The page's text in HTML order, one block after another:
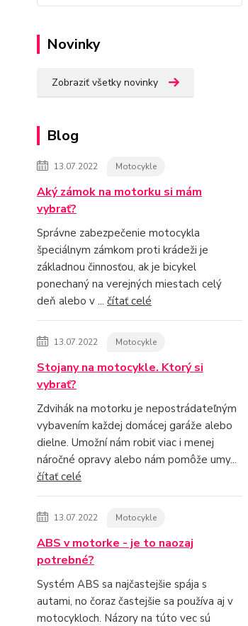
Novinky
Zobraziť všetky novinky
Blog
13.07.2022 Motocykle
Aký zámok na motorku si mám
vybrať?
Správne zabezpečenie motocykla
špeciálnym zámkom proti krádeži je
základnou činnosťou, ak je bicykel
ponechaný na verejných miestach celý
deň alebo v ... čítať celé
13.07.2022 Motocykle
Stojany na motocykle. Ktorý si
vybrať?
Zdvihák na motorku je nepostrádateľným
vybavením každej domácej garáže alebo
dielne. Umožní nám robiť viac i menej
náročné opravy alebo nám pomôže umy...
čítať celé
13.07.2022 Motocykle
ABS v motorke - je to naozaj
potrebné?
Systém ABS sa najčastejšie spája s
autami, no čoraz častejšie sa používa aj v
motocykloch. Názory na túto vec sú